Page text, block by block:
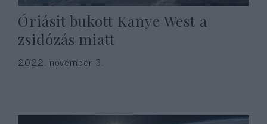
Óriásit bukott Kanye West a
zsidózás miatt
2022. november 3.